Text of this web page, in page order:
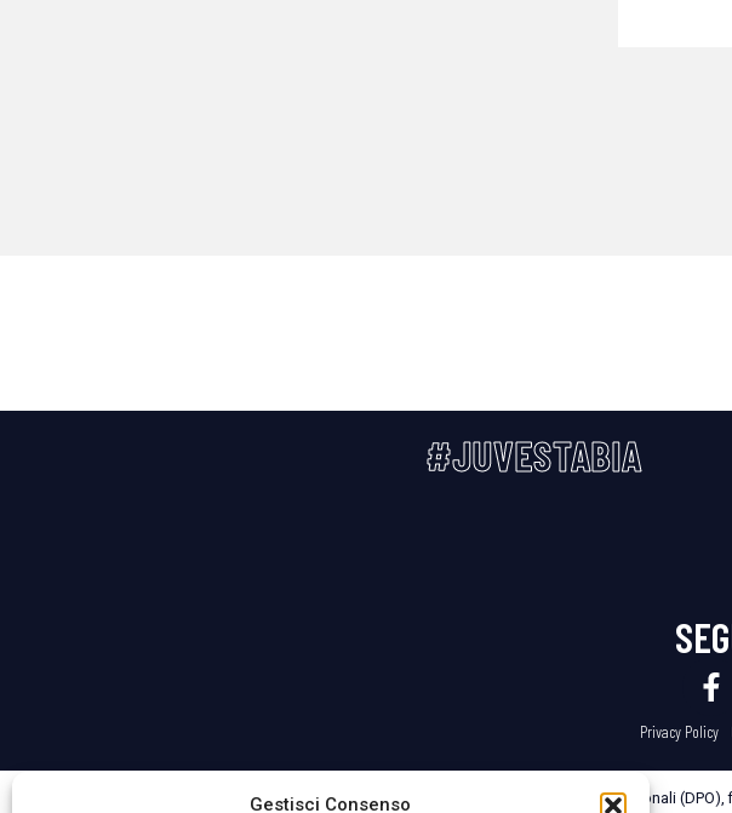
Gestisci Consenso
#JUVESTABIA
Privacy Policy
La Società ha nominato il Responsabile della Protezione dei Dati Personali